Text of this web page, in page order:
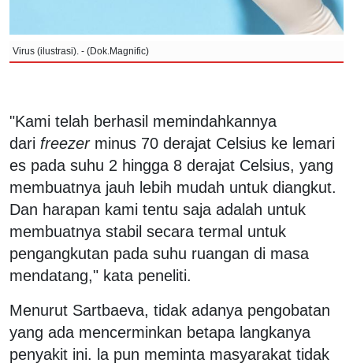
Virus (ilustrasi). - (Dok.Magnific)
"Kami telah berhasil memindahkannya
dari freezerminus 70 derajat Celsius ke lemari
es pada suhu 2 hingga 8 derajat Celsius, yang
membuatnya jauh lebih mudah untuk diangkut.
Dan harapan kami tentu saja adalah untuk
membuatnya stabil secara termal untuk
pengangkutan pada suhu ruangan di masa
mendatang," kata peneliti.
Menurut Sartbaeva, tidak adanya pengobatan
yang ada mencerminkan betapa langkanya
penyakit ini. la pun meminta masyarakat tidak